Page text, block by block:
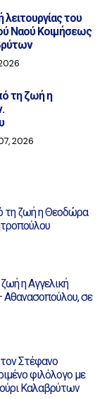
του
Ναού Κοιμήσεως
τη ζωή η
2026
τη ζωή η Θεοδώρα
η Αγγελική
Αθανασοπούλου, σε
Στέφανο
φιλόλογο με
Καλαβρύτων